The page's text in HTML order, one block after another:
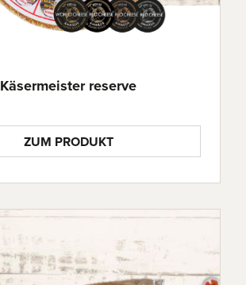
Käsermeister reserve
ZUM PRODUKT